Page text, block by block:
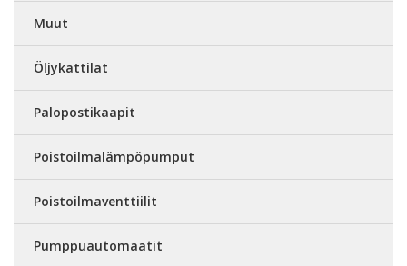
Muut
Öljykattilat
Palopostikaapit
Poistoilmalämpöpumput
Poistoilmaventtiilit
Pumppuautomaatit